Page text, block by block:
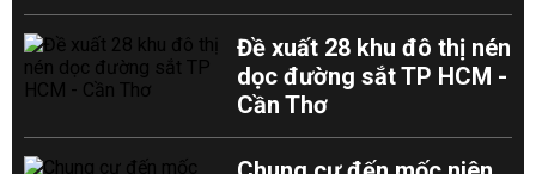
Đề xuất 28 khu đô thị nén
dọc đường sắt TP HCM -
Cần Thơ